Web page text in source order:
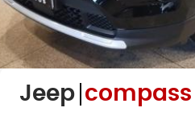
Jeep compass